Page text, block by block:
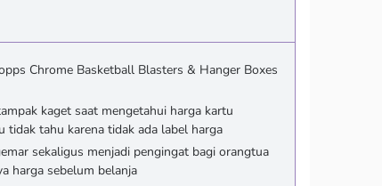
Chrome Basketball Blasters & Hanger Boxes
kaget saat mengetahui harga kartu
tidak tahu karena tidak ada label harga
sekaligus menjadi pengingat bagi orangtua
harga sebelum belanja